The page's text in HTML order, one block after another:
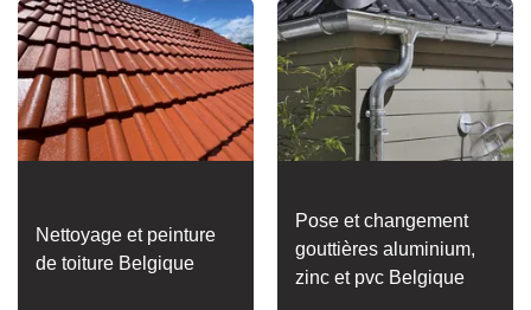
Nettoyage et peinture
de toiture Belgique
Pose et changement
gouttières aluminium,
zinc et pvc Belgique